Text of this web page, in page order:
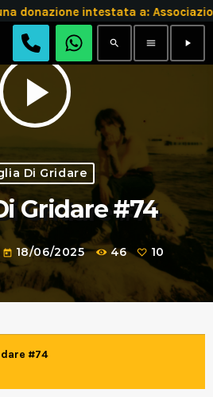
intestata a:
search menu play_arrow
play_arrow
Di Gridare
Gridare #74
today 18/06/2025 46 10
#74